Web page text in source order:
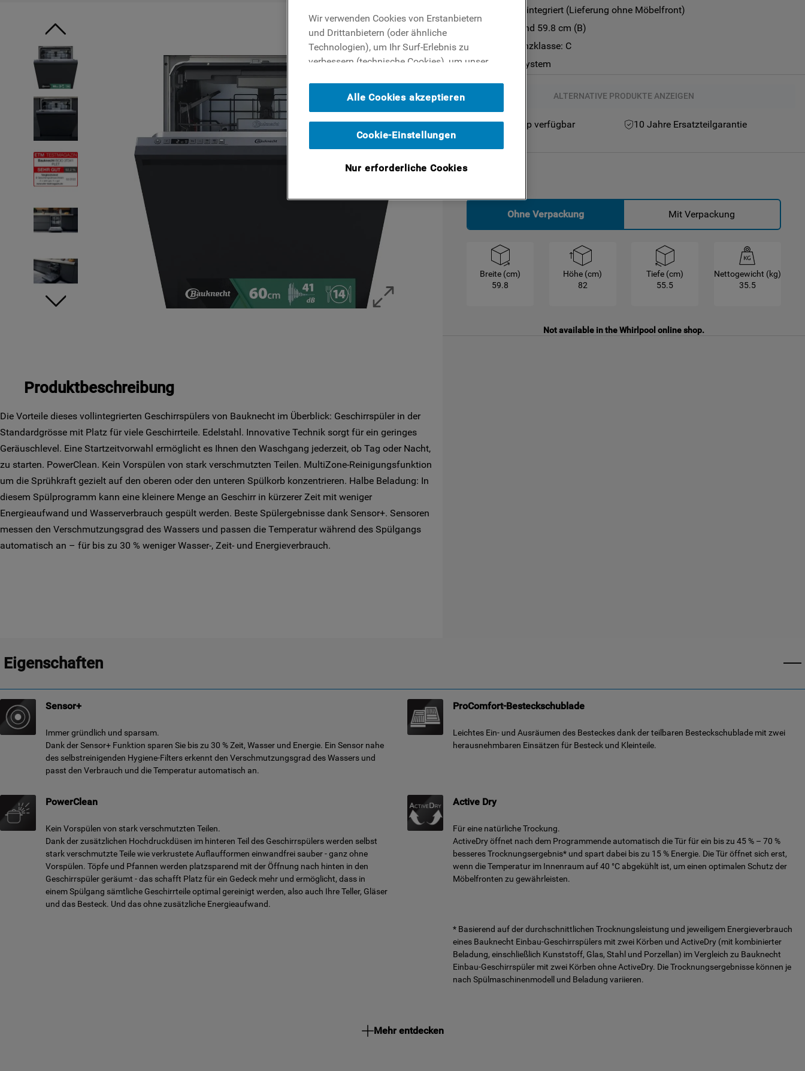
Produktbeschreibung
Die Vorteile dieses vollintegrierten Geschirrspülers von Bauknecht im Überblick: Geschirrspüler in der
Standardgrösse mit Platz für viele Geschirrteile. Edelstahl. Innovative Technik sorgt für ein geringes
Geräuschlevel. Eine Startzeitvorwahl ermöglicht es Ihnen den Waschgang jederzeit, ob Tag oder Nacht,
zu starten. PowerClean. Kein Vorspülen von stark verschmutzten Teilen. MultiZone-Reinigungsfunktion
um die Sprühkraft gezielt auf den oberen oder den unteren Spülkorb konzentrieren. Halbe Beladung: In
diesem Spülprogramm kann eine kleinere Menge an Geschirr in kürzerer Zeit mit weniger
Energieaufwand und Wasserverbrauch gespült werden. Beste Spülergebnisse dank Sensor+. Sensoren
messen den Verschmutzungsgrad des Wassers und passen die Temperatur während des Spülgangs
automatisch an – für bis zu 30 % weniger Wasser-, Zeit- und Energieverbrauch.
Geräteart: Vollintegriert (Lieferung ohne Möbelfront)
82.0 cm (H) und 59.8 cm (B)
Energieeffizienzklasse: C
PowerClean System
ALTERNATIVE PRODUKTE ANZEIGEN
Nicht im Online Shop verfügbar 10 Jahre Ersatzteilgarantie
Ohne Verpackung Mit Verpackung
Breite (cm)
59.8
Höhe (cm)
82
Tiefe (cm)
55.5
Nettogewicht (kg)
35.5
Not available in the Whirlpool online shop.
Eigenschaften
Sensor+
Immer gründlich und sparsam.
Dank der Sensor+ Funktion sparen Sie bis zu 30 % Zeit, Wasser und Energie. Ein Sensor nahe
des selbstreinigenden Hygiene-Filters erkennt den Verschmutzungsgrad des Wassers und
passt den Verbrauch und die Temperatur automatisch an.
ProComfort-Besteckschublade
Leichtes Ein- und Ausräumen des Besteckes dank der teilbaren Besteckschublade mit zwei
herausnehmbaren Einsätzen für Besteck und Kleinteile.
PowerClean
Kein Vorspülen von stark verschmutzten Teilen.
Dank der zusätzlichen Hochdruckdüsen im hinteren Teil des Geschirrspülers werden selbst
stark verschmutzte Teile wie verkrustete Auflaufformen einwandfrei sauber - ganz ohne
Vorspülen. Töpfe und Pfannen werden platzsparend mit der Öffnung nach hinten in den
Geschirrspüler geräumt - das schafft Platz für ein Gedeck mehr und ermöglicht, dass in
einem Spülgang sämtliche Geschirrteile optimal gereinigt werden, also auch Ihre Teller, Gläser
und das Besteck. Und das ohne zusätzliche Energieaufwand.
Active Dry
Für eine natürliche Trockung.
ActiveDry öffnet nach dem Programmende automatisch die Tür für ein bis zu 45 % – 70 %
besseres Trocknungsergebnis* und spart dabei bis zu 15 % Energie. Die Tür öffnet sich erst,
wenn die Temperatur im Innenraum auf 40 °C abgekühlt ist, um einen optimalen Schutz der
Möbelfronten zu gewährleisten.
* Basierend auf der durchschnittlichen Trocknungsleistung und jeweiligem Energieverbrauch
eines Bauknecht Einbau-Geschirrspülers mit zwei Körben und ActiveDry (mit kombinierter
Beladung, einschließlich Kunststoff, Glas, Stahl und Porzellan) im Vergleich zu Bauknecht
Einbau-Geschirrspüler mit zwei Körben ohne ActiveDry. Die Trocknungsergebnisse können je
nach Spülmaschinenmodell und Beladung variieren.
Mehr entdecken
indesit geschirrspüler
Wir verwenden Cookies von Erstanbietern
und Drittanbietern (oder ähnliche
Technologien), um Ihr Surf-Erlebnis zu
verbessern (technische Cookies), um unser
und um Ihnen Werbung basierend auf Ihren
Surf-Aktivitäten und Interessen anzubieten
(Profil-Cookies). Indem Sie auf die
Schaltfläche ICH AKZEPTIERE COOKIES""
klicken, stimmen Sie der Verwendung all
unserer Cookies und der Weitergabe Ihrer
einstellen und unsere Cookie-Richtlinie
einsehen möchten (Link hinzufügen),
klicken Sie auf die Schaltfläche ICH WILL
MEINE PRÄFERENZ EINSTELLEN. Wenn Sie
nichts unternehmen, werden nur technische
und Performance-Cookies eingeschaltet.
Mehr Informationen
Alle Cookies akzeptieren
Cookie-Einstellungen
Nur erforderliche Cookies